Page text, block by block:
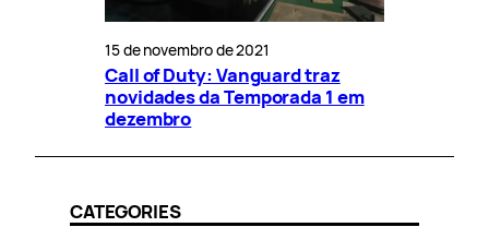
15 de novembro de 2021
Call of Duty: Vanguard traz
novidades da Temporada 1 em
dezembro
CATEGORIES